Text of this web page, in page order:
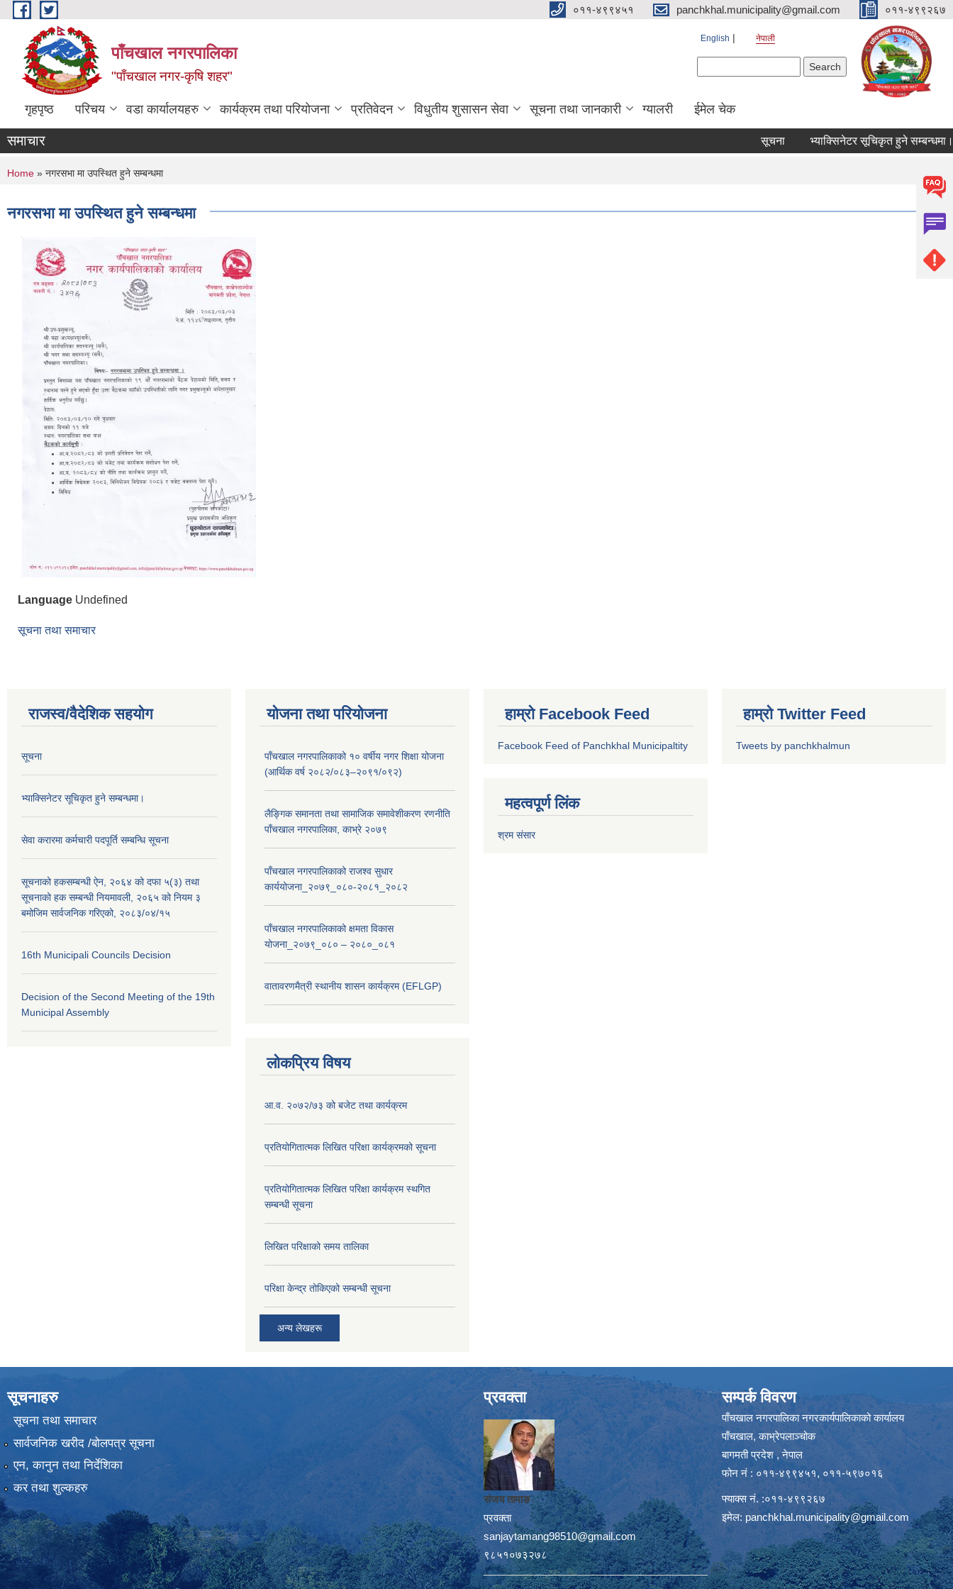
Skip to main content ०११-४९९४५१ panchkhal.municipality@gmail.com ०११-४९९२६७
पाँचखाल नगरपालिका
"पाँचखाल नगर-कृषि शहर"
English नेपाली
गृहपृष्ठ परिचय वडा कार्यालयहरु कार्यक्रम तथा परियोजना प्रतिवेदन विधुतीय शुसासन सेवा सूचना तथा जानकारी ग्यालरी ईमेल चेक
समाचार सूचना भ्याक्सिनेटर सूचिकृत हुने सम्बन्धमा।
You are here
Home » नगरसभा मा उपस्थित हुने सम्बन्धमा
नगरसभा मा उपस्थित हुने सम्बन्धमा
Language Undefined
सूचना तथा समाचार
राजस्व/वैदेशिक सहयोग
सूचना
भ्याक्सिनेटर सूचिकृत हुने सम्बन्धमा।
सेवा करारमा कर्मचारी पदपूर्ति सम्बन्धि सूचना
सूचनाको हकसम्बन्धी ऐन, २०६४ को दफा ५(३) तथा
सूचनाको हक सम्बन्धी नियमावली, २०६५ को नियम ३
बमोजिम सार्वजनिक गरिएको, २०८३/०४/१५
16th Municipali Councils Decision
Decision of the Second Meeting of the 19th
Municipal Assembly
योजना तथा परियोजना
पाँचखाल नगरपालिकाको १० वर्षीय नगर शिक्षा योजना
(आर्थिक वर्ष २०८२/०८३–२०९१/०९२)
लैङ्गिक समानता तथा सामाजिक समावेशीकरण रणनीति
पाँचखाल नगरपालिका, काभ्रे २०७९
पाँचखाल नगरपालिकाको राजश्व सुधार
कार्ययोजना_२०७९_०८०-२०८१_२०८२
पाँचखाल नगरपालिकाको क्षमता विकास
योजना_२०७९_०८० – २०८०_०८१
वातावरणमैत्री स्थानीय शासन कार्यक्रम (EFLGP)
लोकप्रिय विषय
आ.व. २०७२/७३ को बजेट तथा कार्यक्रम
प्रतियोगितात्मक लिखित परिक्षा कार्यक्रमको सूचना
प्रतियोगितात्मक लिखित परिक्षा कार्यक्रम स्थगित
सम्बन्धी सूचना
लिखित परिक्षाको समय तालिका
परिक्षा केन्द्र तोकिएको सम्बन्धी सूचना
अन्य लेखहरू
हाम्रो Facebook Feed
Facebook Feed of Panchkhal Municipaltity
महत्वपूर्ण लिंक
श्रम संसार
हाम्रो Twitter Feed
Tweets by panchkhalmun
सूचनाहरु
सूचना तथा समाचार
सार्वजनिक खरीद /बोलपत्र सूचना
एन, कानुन तथा निर्देशिका
कर तथा शुल्कहरु
प्रवक्ता
संजय तामाङ
प्रवक्ता
sanjaytamang98510@gmail.com
९८५१०७३२७८
सम्पर्क विवरण
पाँचखाल नगरपालिका नगरकार्यपालिकाको कार्यालय
पाँचखाल, काभ्रेपलाञ्चोक
बागमती प्रदेश , नेपाल
फोन नं : ०११-४९९४५१, ०११-५९७०१६
फ्याक्स नं. :०११-४९९२६७
इमेल: panchkhal.municipality@gmail.com